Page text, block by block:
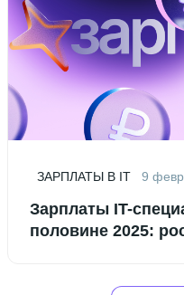
ЗАРПЛАТЫ В IT 9
Зарплаты IT-
половине 2025: